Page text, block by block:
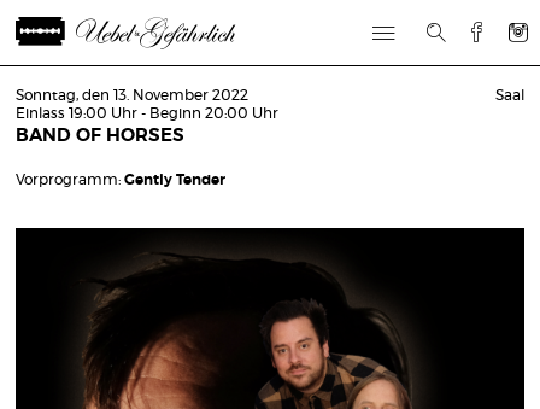
Sonntag, den 13. November 2022
Einlass 19:00 Uhr - Beginn 20:00 Uhr
BAND OF HORSES
Saal
Vorprogramm: Gently Tender